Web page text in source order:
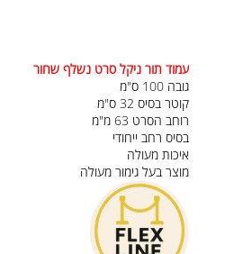
עמוד תור ניקל סרט נשלף שחור
קוטר בסיס 32 ס"מ
רוחב הסרט 63 מ"מ
בסיס רחב ייחודי
איכות מעולה
מוצר בעל גימור מעולה